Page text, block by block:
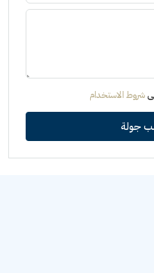
شروط الاستخدام
جولة